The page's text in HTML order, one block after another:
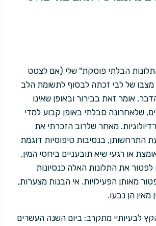
הבלתי פוסקת" שלי (אם לצטט
של לבי זכתה לבסוף לתשומת הלב
אומר זאת בבירור ובאופן שאינו
שלאחרונה סבלתי באופן קבוע למדי
מאחר שלרוב הזכרתי את
התרחשותן, בנסיבות טיפוסיות דוגמת
או רגעי שיא תובעניים ביחסי המין,
לפטור את התלונות האלה כנסיונות
מאותן הפעילויות. אי הבנות מצערות,
מאין הן נבעו.
לבעיותיי מתקרב: ביום השנה העשרים